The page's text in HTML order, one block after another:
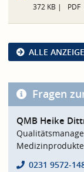
372 KB PDF
ALLE
Fragen
QMB Heike
0231 9572-